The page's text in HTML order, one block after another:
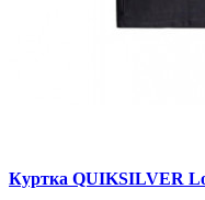
Куртка QUIKSILVER